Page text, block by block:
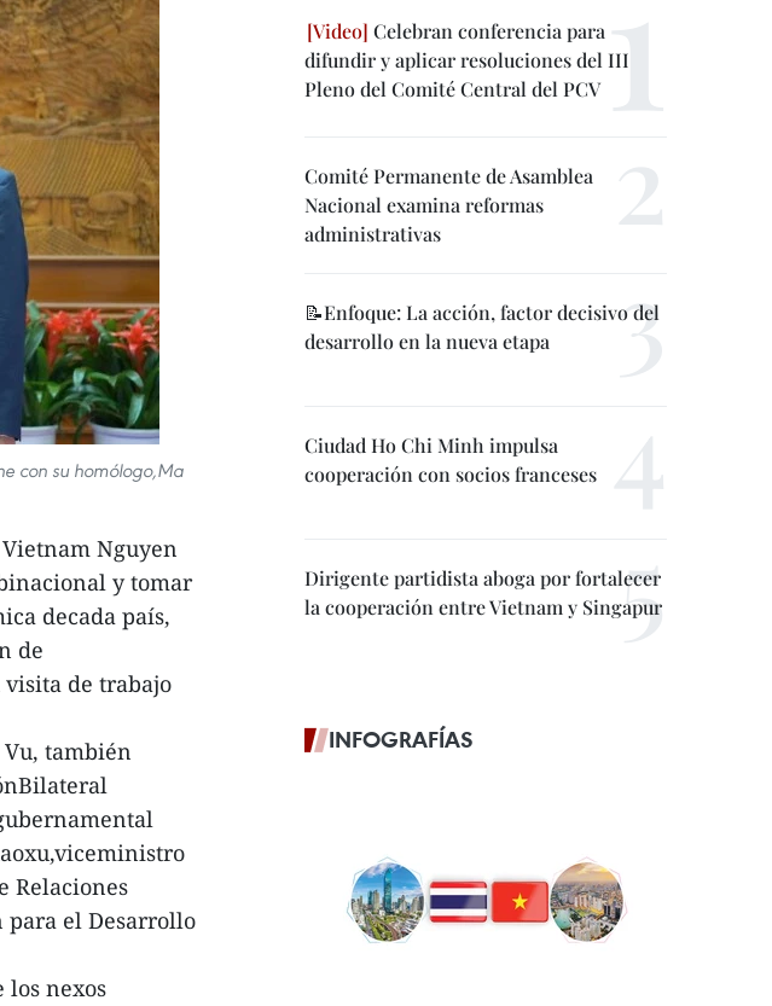
con su homólogo,Ma
Nguyen
y tomar
decada país,
de
de trabajo
también
Relaciones
para el Desarrollo
los nexos
Celebran conferencia para
difundir y aplicar resoluciones del III
Pleno del Comité Central del PCV
Comité Permanente de Asamblea
Nacional examina reformas
administrativas
📝Enfoque: La acción, factor decisivo del
desarrollo en la nueva etapa
Ciudad Ho Chi Minh impulsa
cooperación con socios franceses
Dirigente partidista aboga por fortalecer
la cooperación entre Vietnam y Singapur
INFOGRAFÍAS